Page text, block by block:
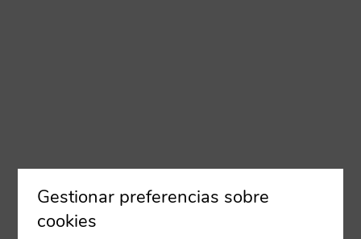
Gestionar preferencias sobre
cookies